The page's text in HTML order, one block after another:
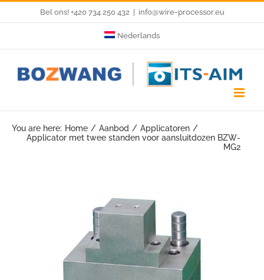
content
Bel ons! +420 734 250 432 info@wire-processor.eu
Nederlands
You are here: Home Aanbod
Applicatoren
Applicator met twee standen voor aansluitdozen BZW-
MG2